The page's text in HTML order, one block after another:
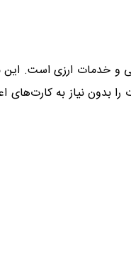
خدمات ارزی است. این